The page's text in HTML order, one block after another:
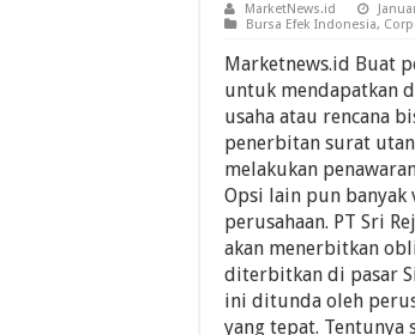
MarketNews.id
Bursa Efek Indonesia,
Marketnews.id Buat
untuk mendapatkan
usaha atau rencana
penerbitan surat
melakukan
Opsi lain pun
perusahaan. PT Sri
akan menerbitkan
diterbitkan di pasar
ini ditunda oleh
yang tepat. Tentunya